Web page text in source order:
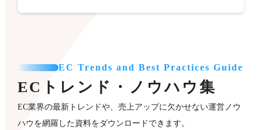
EC Trends and Best Practices Guide
ECトレンド・ノウハウ集
EC業界の最新トレンドや、売上アップに欠かせない運営ノウ
ハウを網羅した資料をダウンロードできます。